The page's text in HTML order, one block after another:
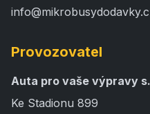
Provozovatel
Auta pro vaše výpravy
Ke Stadionu 899